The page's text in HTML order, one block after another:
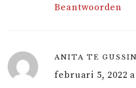
Beantwoorden
ANITA TE
februari 5, 2022